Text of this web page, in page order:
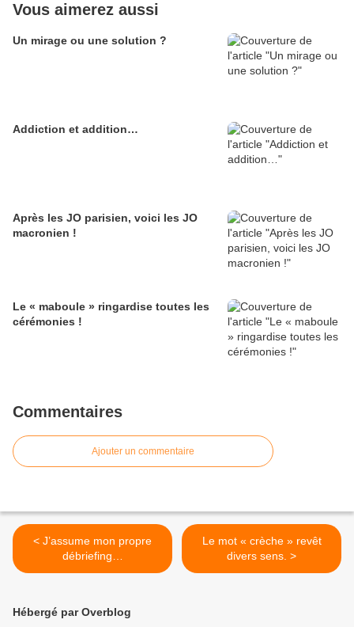
Vous aimerez aussi
Un mirage ou une solution ?
Addiction et addition…
Après les JO parisien, voici les JO
macronien !
Le « maboule » ringardise toutes les
cérémonies !
Commentaires
Ajouter un commentaire
< J’assume mon propre
débriefing…
Le mot « crèche » revêt
divers sens. >
Hébergé par Overblog